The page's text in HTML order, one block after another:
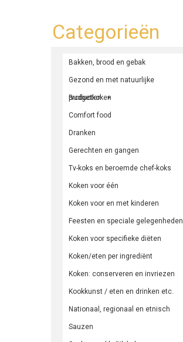
Categorieën
Bakken, brood en gebak
Gezond en met natuurlijke
producten
Budgetkoken
Comfort food
Dranken
Gerechten en gangen
Tv-koks en beroemde chef-koks
Koken voor één
Koken voor en met kinderen
Feesten en speciale gelegenheden
Koken voor specifieke diëten
Koken/eten per ingrediënt
Koken: conserveren en invriezen
Kookkunst / eten en drinken etc.
Nationaal, regionaal en etnisch
Sauzen